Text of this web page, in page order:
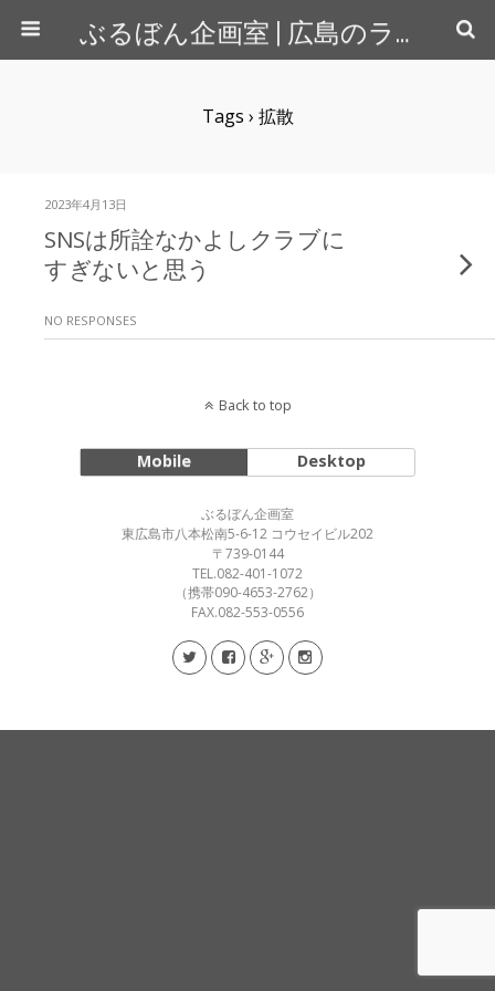
ぶるぼん企画室 | 広島のライター＆カメラマン
Tags › 拡散
2023年4月13日
SNSは所詮なかよしクラブに
すぎないと思う
NO RESPONSES
Back to top
Mobile Desktop
ぶるぼん企画室
東広島市八本松南5-6-12 コウセイビル202
〒739-0144
TEL.082-401-1072
（携帯090-4653-2762）
FAX.082-553-0556